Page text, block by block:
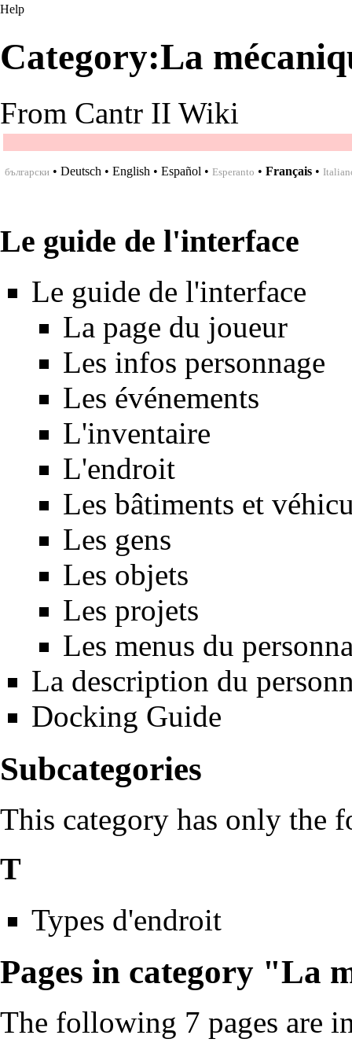
Help
Category:La
From Cantr II Wiki
български• Deutsch • English • Español • Esperanto • Français•
Le guide de l'interface
Le guide de l'interface
La page du joueur
Les infos personnage
Les événements
L'inventaire
L'endroit
Les bâtiments et
Les gens
Les objets
Les projets
Les menus du
La description du
Docking Guide
Subcategories
This category has only the
T
Types d'endroit
Pages in category "La
The following 7 pages are